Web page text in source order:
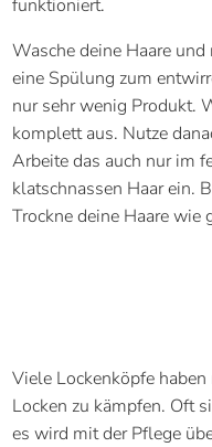
funktioniert.
Wasche deine Haare
eine Spülung zum
nur sehr wenig Produkt.
komplett aus. Nutze
Arbeite das auch nur im
klatschnassen Haar ein.
Trockne deine Haare wie
Viele Lockenköpfe
Locken zu kämpfen. Oft
es wird mit der Pflege